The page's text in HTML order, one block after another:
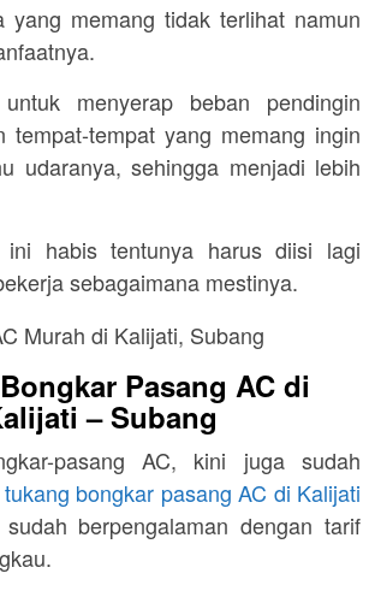
yang memang tidak terlihat namun
menyerap beban pendingin
tempat-tempat yang memang ingin
udaranya, sehingga menjadi lebih
habis tentunya harus diisi lagi
sebagaimana mestinya.
Pasang AC di
– Subang
pasang AC, kini juga sudah
bongkar pasang AC di Kalijati
berpengalaman dengan tarif